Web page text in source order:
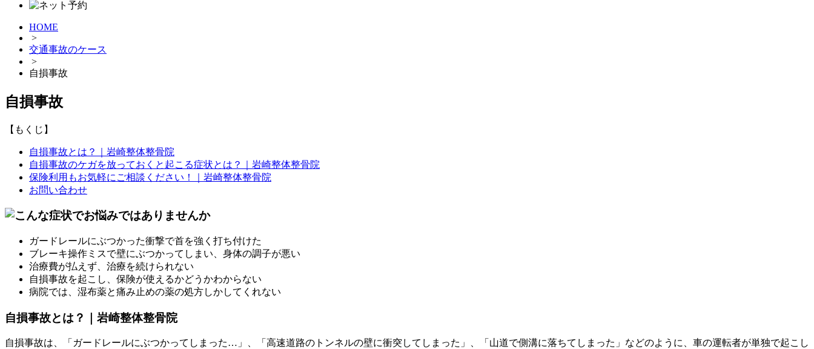
HOME
>
交通事故のケース
>
自損事故
自損事故
【もくじ】
自損事故とは？｜岩崎整体整骨院
自損事故のケガを放っておくと起こる症状とは？｜岩崎整体整骨院
保険利用もお気軽にご相談ください！｜岩崎整体整骨院
お問い合わせ
ガードレールにぶつかった衝撃で首を強く打ち付けた
ブレーキ操作ミスで壁にぶつかってしまい、身体の調子が悪い
治療費が払えず、治療を続けられない
自損事故を起こし、保険が使えるかどうかわからない
病院では、湿布薬と痛み止めの薬の処方しかしてくれない
自損事故とは？｜岩崎整体整骨院
自損事故は、「ガードレールにぶつかってしまった…」、「高速道路のトンネルの壁に衝突してしまった」、「山道で側溝に落ちてしまった」などのように、車の運転者が単独で起こし